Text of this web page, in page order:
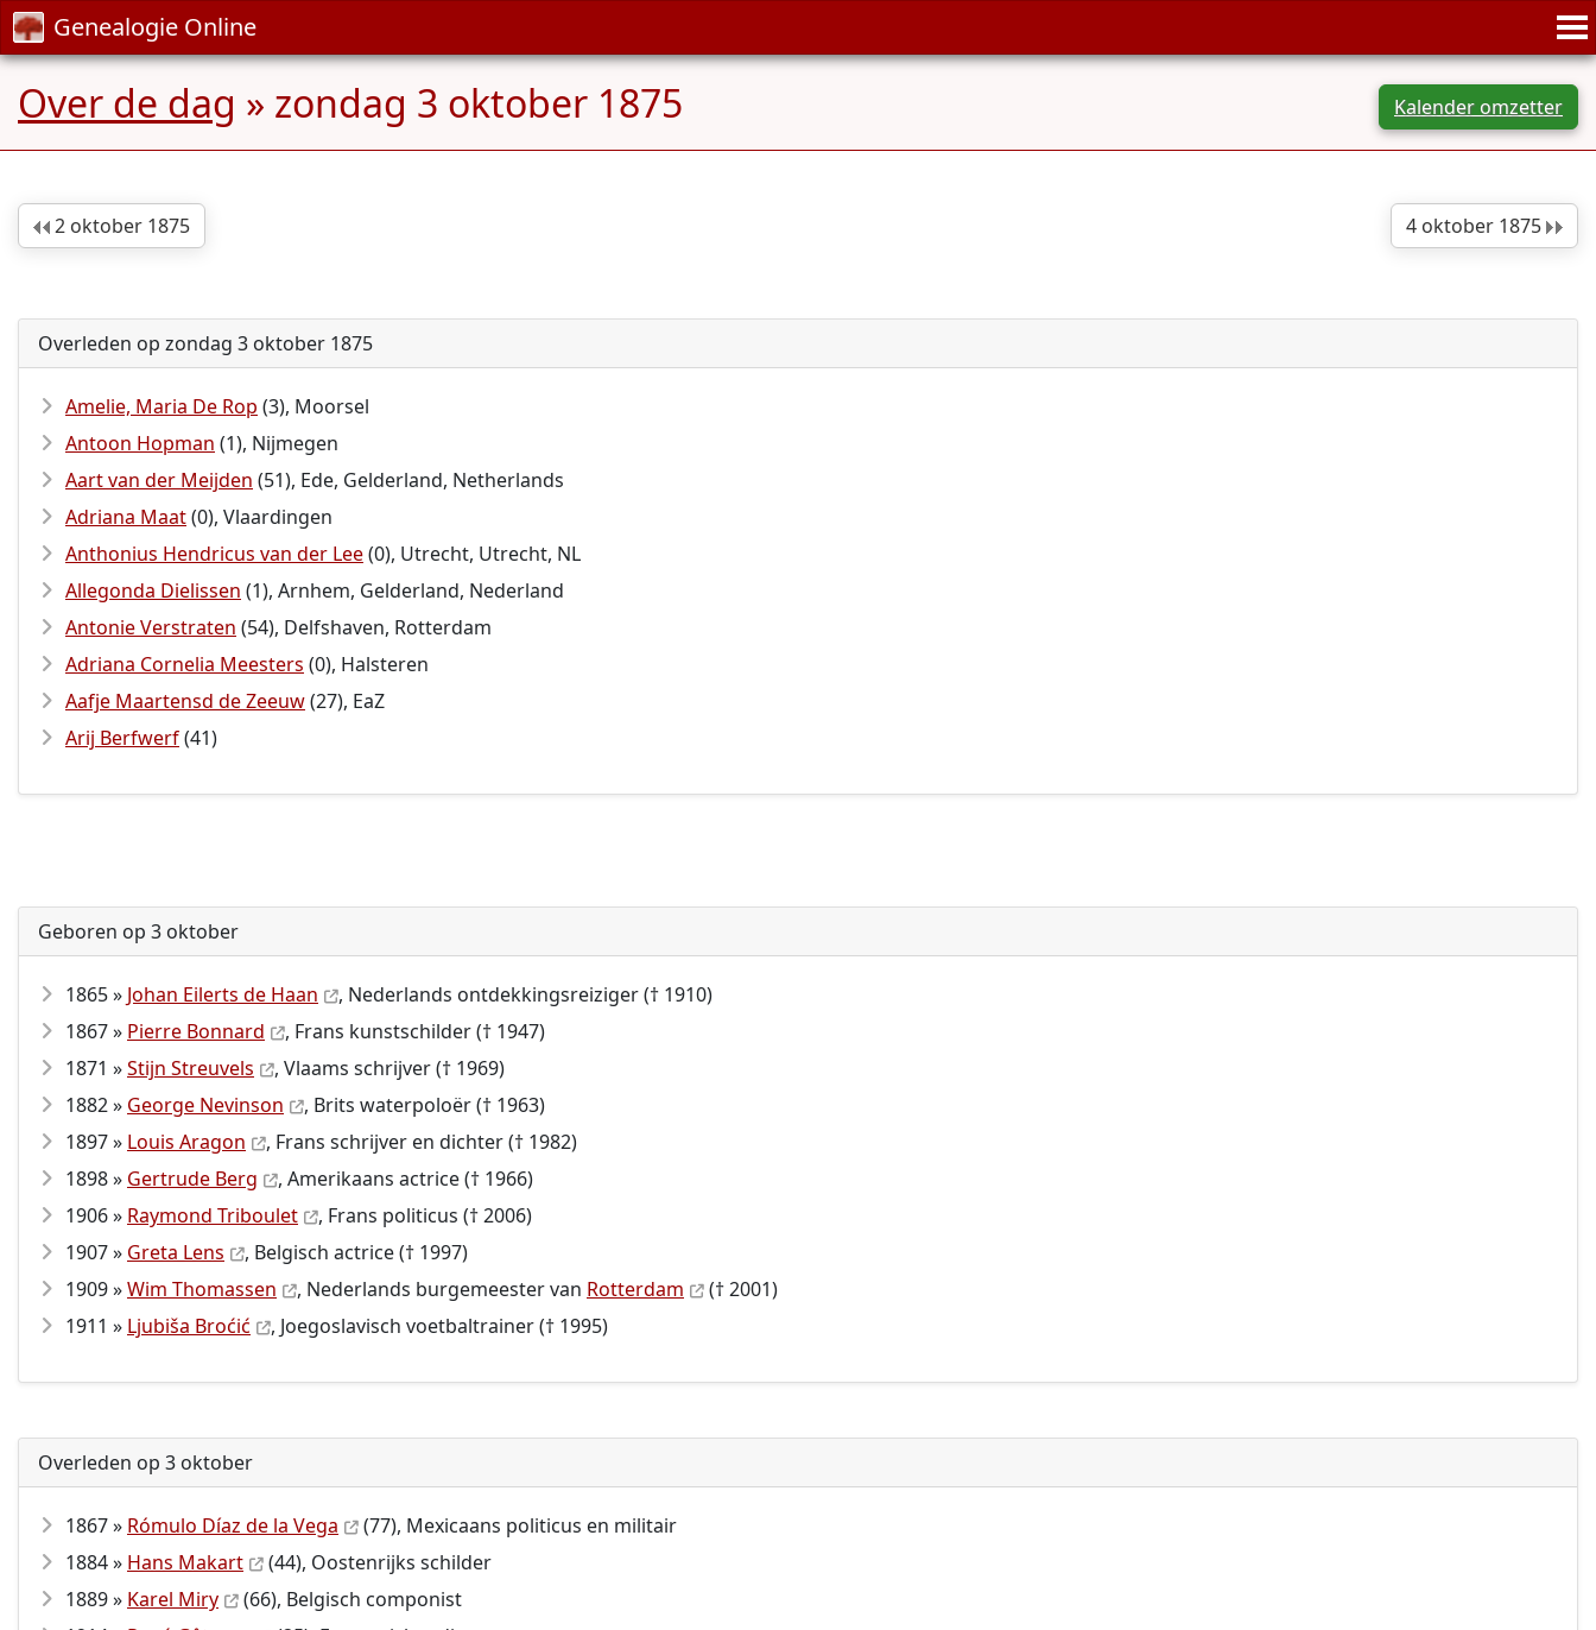
Genealogie Online
Over de dag » zondag 3 oktober 1875 Kalender omzetter
4 oktober 1875
2 oktober 1875
Overleden op zondag 3 oktober 1875
Amelie, Maria De Rop (3), Moorsel
Antoon Hopman (1), Nijmegen
Aart van der Meijden (51), Ede, Gelderland, Netherlands
Adriana Maat(0), Vlaardingen
Anthonius Hendricus van der Lee(0), Utrecht, Utrecht, NL
Allegonda Dielissen (1), Arnhem, Gelderland, Nederland
Antonie Verstraten (54), Delfshaven, Rotterdam
Adriana Cornelia Meesters (0), Halsteren
Aafje Maartensd de Zeeuw(27), EaZ
Arij Berfwerf(41)
Geboren op 3 oktober
1865 » Johan Eilerts de Haan
, Nederlands ontdekkingsreiziger († 1910)
1867 » Pierre Bonnard
, Frans kunstschilder († 1947)
1871 »Stijn Streuvels
, Vlaams schrijver († 1969)
1882 » George Nevinson
, Brits waterpoloër († 1963)
1897 » Louis Aragon
, Frans schrijver en dichter († 1982)
1898 » Gertrude Berg
, Amerikaans actrice († 1966)
1906 » Raymond Triboulet
, Frans politicus († 2006)
1907 » Greta Lens
, Belgisch actrice († 1997)
1909 »Wim Thomassen , Nederlands burgemeester van Rotterdam
(† 2001)
1911 » Ljubiša Broćić , Joegoslavisch voetbaltrainer († 1995)
Overleden op 3 oktober
1867 » Rómulo Díaz de la Vega
(77), Mexicaans politicus en militair
1884 » Hans Makart
(44), Oostenrijks schilder
1889 » Karel Miry
(66), Belgisch componist